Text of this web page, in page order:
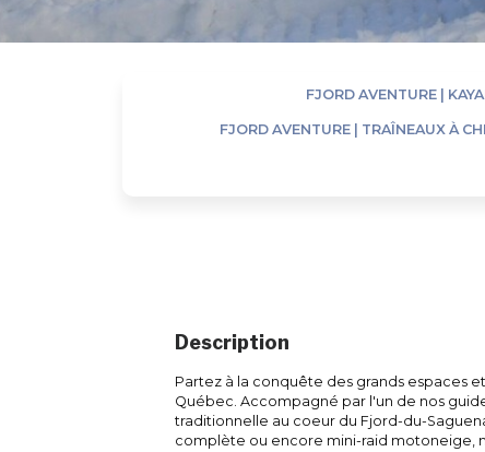
FJORD AVENTURE |
FJORD AVENTURE | TRAÎNEAUX À
Description
Partez à la conquête des grands espaces
Québec. Accompagné par l'un de nos
traditionnelle au coeur du Fjord-du-
complète ou encore mini-raid motoneige,